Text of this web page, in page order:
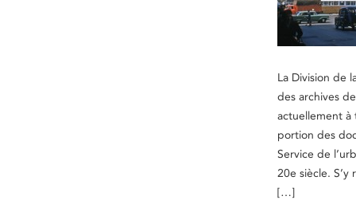
La Division de
des archives
actuellement
portion des
Service de
20e siècle.
[…]